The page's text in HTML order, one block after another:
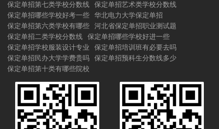
保定单招第七类学校分数线
保定单招艺术类学校分数线
保定单招哪些学校好考一些
华北电力大学保定单招
保定单招第六类学校有哪些
河北省保定单招职业测试题
保定单招二类学校分数线
保定单招哪些学校好进一些
保定单招学校服装设计专业
保定单招培训班有必要去吗
保定单招民办大学学费贵吗
保定单招预科生分数线多少
保定单招第十类有哪些院校